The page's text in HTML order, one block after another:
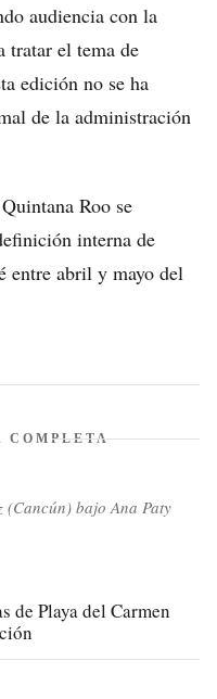
audiencia con la
tratar el tema de
edición no se ha
de la administración
Roo se
interna de
entre abril y mayo del
COMPLETA
bajo Ana Paty
de Playa del Carmen